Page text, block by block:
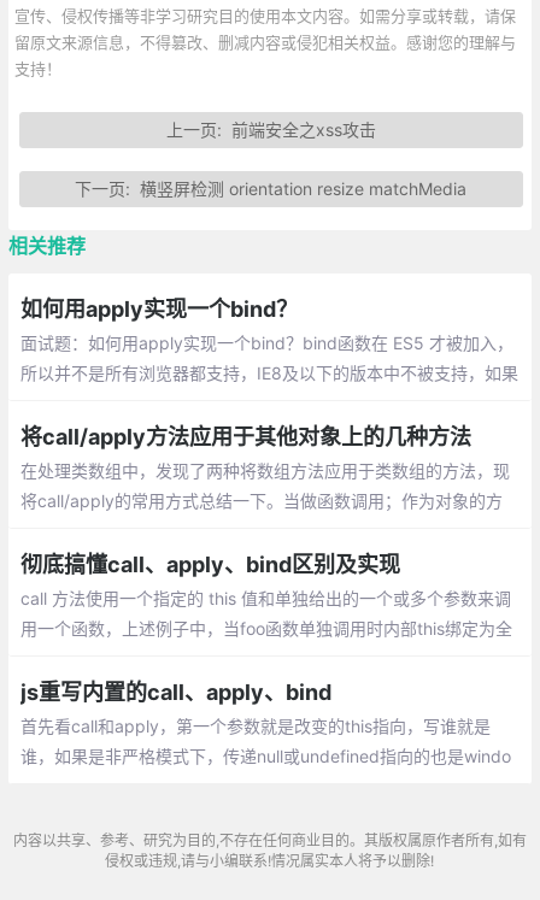
宣传、侵权传播等非学习研究目的使用本文内容。如需分享或转载，请保
留原文来源信息，不得篡改、删减内容或侵犯相关权益。感谢您的理解与
支持！
上一页: 前端安全之xss攻击
下一页:横竖屏检测 orientation resize matchMedia
相关推荐
如何用apply实现一个bind？
面试题：如何用apply实现一个bind？bind函数在 ES5 才被加入，
所以并不是所有浏览器都支持，IE8及以下的版本中不被支持，如果
别就是bind返回一个绑定上下文的函数
将call/apply方法应用于其他对象上的几种方法
在处理类数组中，发现了两种将数组方法应用于类数组的方法，现
将call/apply的常用方式总结一下。当做函数调用；作为对象的方
彻底搞懂call、apply、bind区别及实现
call 方法使用一个指定的 this 值和单独给出的一个或多个参数来调
用一个函数，上述例子中，当foo函数单独调用时内部this绑定为全
js重写内置的call、apply、bind
首先看call和apply，第一个参数就是改变的this指向，写谁就是
谁，如果是非严格模式下，传递null或undefined指向的也是windo
内容以共享、参考、研究为目的,不存在任何商业目的。其版权属原作者所有,如有
侵权或违规,请与小编联系!情况属实本人将予以删除!